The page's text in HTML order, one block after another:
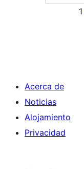
1
Acerca de
Noticias
Alojamiento
Privacidad